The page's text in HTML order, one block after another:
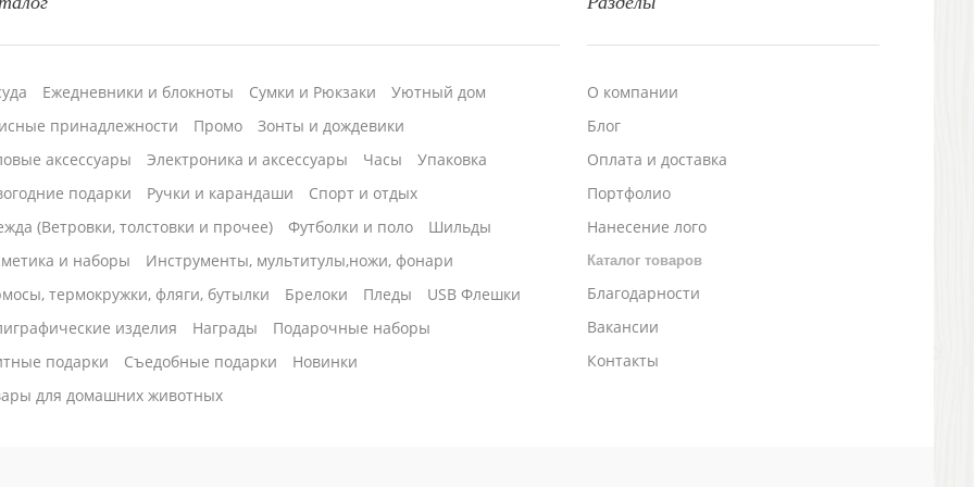
УФ-печать
XL (СО2),
круговая
О компании
Блог
Оплата и доставка
Портфолио
Нанесение лого
Каталог товаров
Благодарности
Вакансии
Контакты
Ежедневники и блокноты Сумки и Рюкзаки
Уютный дом
принадлежности
Промо
Зонты и дождевики
аксессуары
Электроника и аксессуары Часы
Упаковка
подарки
Ручки и карандаши
Спорт и отдых
(Ветровки, толстовки и прочее)
Футболки и поло
Шильды
и наборы
Инструменты, мультитулы,ножи, фонари
термокружки, фляги, бутылки
Брелоки Пледы
USB Флешки
изделия
Награды
Подарочные наборы
подарки
Cъедобные подарки
Новинки
для домашних животных